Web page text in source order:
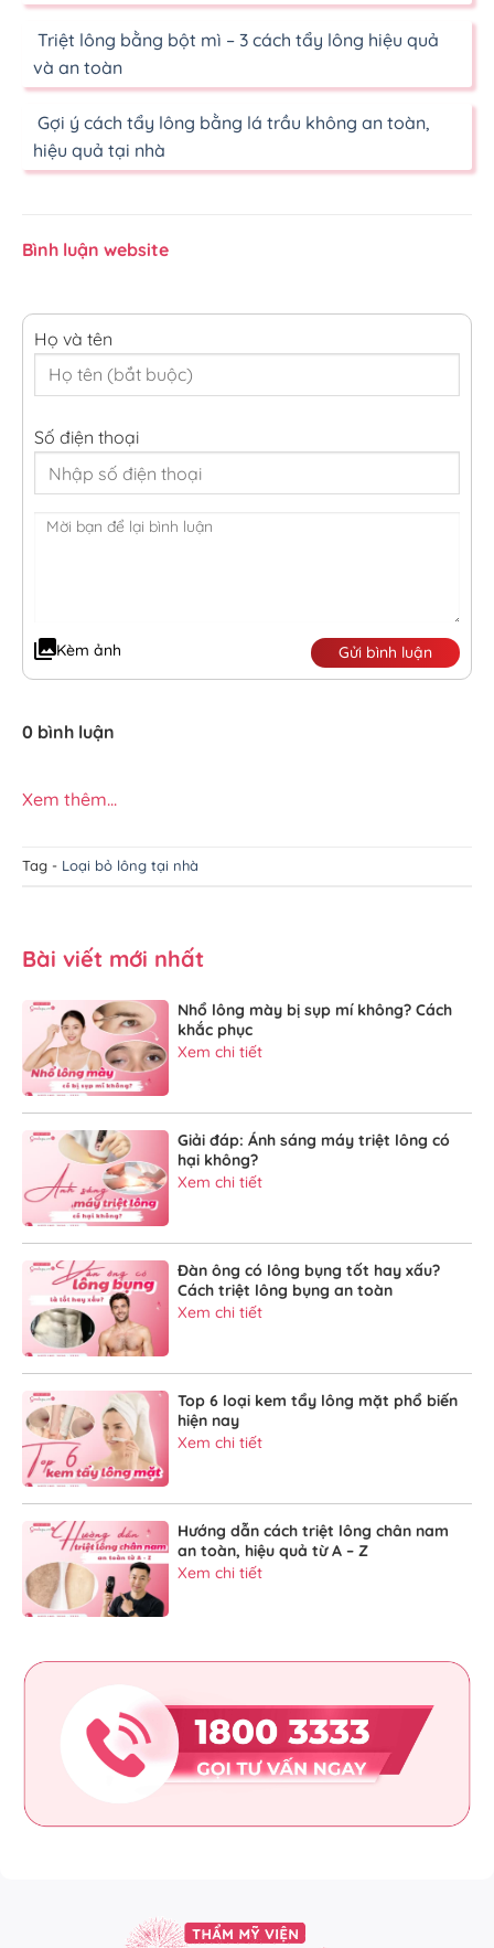
Triệt lông bằng bột mì – 3 cách tẩy lông hiệu quả
và an toàn
Gợi ý cách tẩy lông bằng lá trầu không an toàn,
hiệu quả tại nhà
Bình luận website
Họ và tên
Số điện thoại
Kèm ảnh Gửi bình luận
0 bình luận
Xem thêm...
Tag - Loại bỏ lông tại nhà
Bài viết mới nhất
Nhổ lông mày bị sụp mí không? Cách
khắc phục
Xem chi tiết
Giải đáp: Ánh sáng máy triệt lông có
hại không?
Xem chi tiết
Đàn ông có lông bụng tốt hay xấu?
Cách triệt lông bụng an toàn
Xem chi tiết
Top 6 loại kem tẩy lông mặt phổ biến
hiện nay
Xem chi tiết
Hướng dẫn cách triệt lông chân nam
an toàn, hiệu quả từ A – Z
Xem chi tiết